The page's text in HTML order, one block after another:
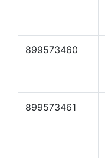
899573460
899573461